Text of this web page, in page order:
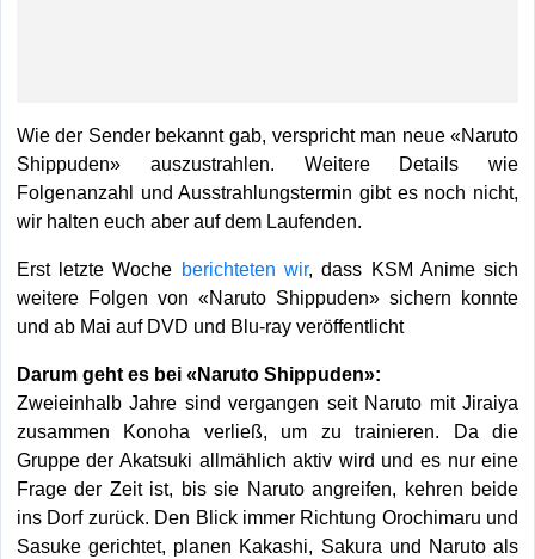
Wie der Sender bekannt gab, verspricht man neue «Naruto
Shippuden» auszustrahlen. Weitere Details wie
Folgenanzahl und Ausstrahlungstermin gibt es noch nicht,
wir halten euch aber auf dem Laufenden.
Erst letzte Woche berichteten wir, dass KSM Anime sich
weitere Folgen von «Naruto Shippuden» sichern konnte
und ab Mai auf DVD und Blu-ray veröffentlicht
Darum geht es bei «Naruto Shippuden»:
Zweieinhalb Jahre sind vergangen seit Naruto mit Jiraiya
zusammen Konoha verließ, um zu trainieren. Da die
Gruppe der Akatsuki allmählich aktiv wird und es nur eine
Frage der Zeit ist, bis sie Naruto angreifen, kehren beide
ins Dorf zurück. Den Blick immer Richtung Orochimaru und
Sasuke gerichtet, planen Kakashi, Sakura und Naruto als